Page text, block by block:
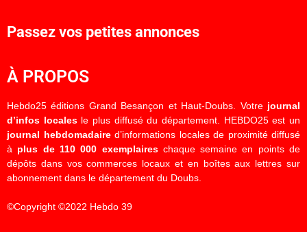
Passez vos petites annonces
À PROPOS
Hebdo25 éditions Grand Besançon et Haut-Doubs. Votre journal
d’infos localesle plus diffusé du département. HEBDO25 est un
journal hebdomadaired’informations locales de proximité diffusé
à plus de 110 000 exemplaireschaque semaine en points de
dépôts dans vos commerces locaux et en boîtes aux lettres sur
abonnement dans le département du Doubs.
©Copyright ©2022 Hebdo 39